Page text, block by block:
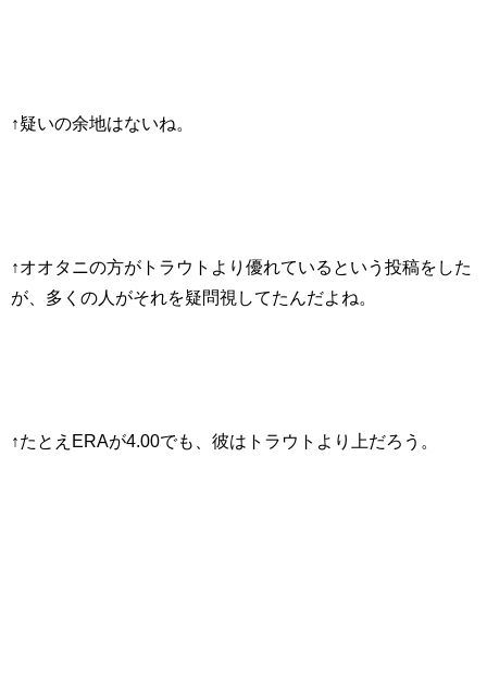
↑疑いの余地はないね。
↑オオタニの方がトラウトより優れているという投稿をした
が、多くの人がそれを疑問視してたんだよね。
↑たとえERAが4.00でも、彼はトラウトより上だろう。